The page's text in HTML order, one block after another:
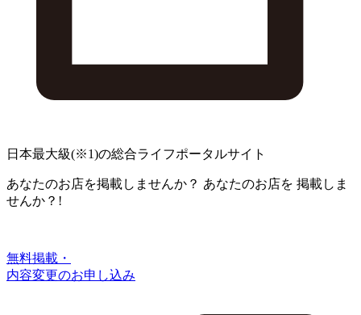
日本最大級(※1)の総合ライフポータルサイト
あなたのお店を掲載しませんか？ あなたのお店を 掲載しま
せんか？!
無料掲載・
内容変更のお申し込み